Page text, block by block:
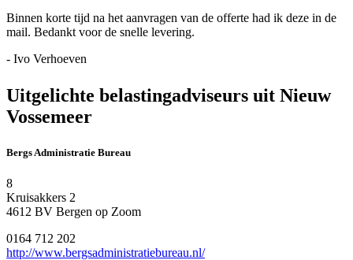
Binnen korte tijd na het aanvragen van de offerte had ik deze in de
mail. Bedankt voor de snelle levering.
- Ivo Verhoeven
Uitgelichte belastingadviseurs uit Nieuw
Vossemeer
Bergs Administratie Bureau
8
Kruisakkers 2
4612 BV Bergen op Zoom
0164 712 202
http://www.bergsadministratiebureau.nl/